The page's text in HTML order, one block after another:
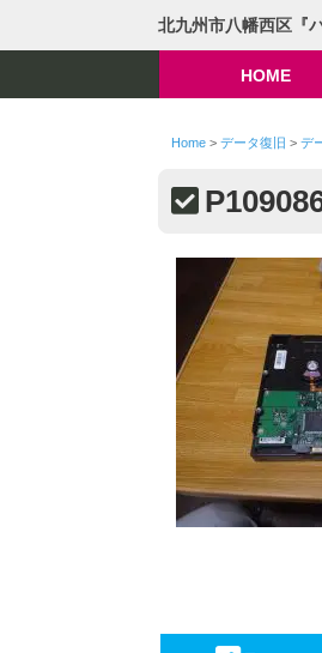
北九州市八幡西区『
HOME
Home> データ復旧 > デ